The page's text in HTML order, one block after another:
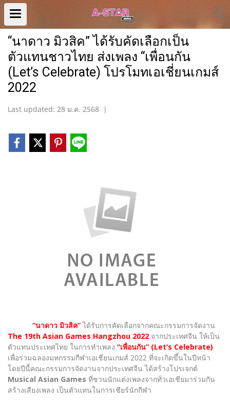
“นาดาว มิวสิค” ได้รับคัดเลือกเป็น
ตัวแทนชาวไทย ส่งเพลง “เพื่อนกัน
(Let’s Celebrate) โปรโมทเอเชี่ยนเกมส์
2022
Last updated: 28 ม.ค. 2568 |
​“นาดาว มิวสิค”ได้รับการคัดเลือกจากคณะกรรมการจัดงาน
The 19th Asian Games Hangzhou 2022 จากประเทศจีน ให้เป็น
ตัวแทนประเทศไทย ในการทำเพลง “เพื่อนกัน” (Let’s Celebrate)
เพื่อร่วมฉลองมหกรรมกีฬาเอเชี่ยนเกมส์ 2022 ที่จะเกิดขึ้นในปีหน้า
โดยปีนี้คณะกรรมการจัดงานจากประเทศจีน ได้สร้างโปรเจกต์
Musical Asian Games ที่ชวนนักแต่งเพลงจากทั่วเอเชียมาร่วมกัน
สร้างเสียงเพลง เป็นตัวแทนในการเชียร์นักกีฬา